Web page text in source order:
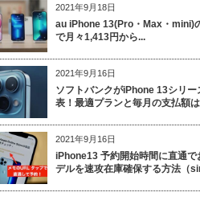
2021年9月18日
au iPhone 13(Pro・Max・mini)
で月々1,413円から...
2021年9月16日
ソフトバンクがiPhone 13シリー
表！最適プランと毎月の支払額
2021年9月16日
iPhone13 予約開始時間に直通で
デルを速攻在庫確保する方法（